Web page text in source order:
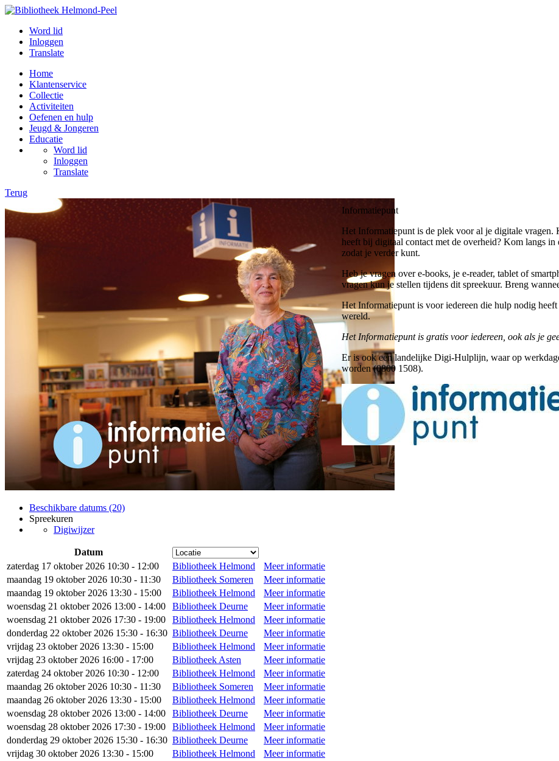
Word lid
Inloggen
Translate
Home
Klantenservice
Collectie
Activiteiten
Oefenen en hulp
Jeugd & Jongeren
Educatie
Word lid
Inloggen
Translate
Terug
Beschikbare datums (20)
Spreekuren
Digiwijzer
Informatiepunt
Het Informatiepunt is de plek voor al je digitale
heeft bij digitaal contact met de overheid? Kom langs
zodat je verder kunt.
Heb je vragen over e-books, je e-reader, tablet of
vragen kun je stellen tijdens dit spreekuur. Breng
Het Informatiepunt is voor iedereen die hulp nodig
wereld.
Het Informatiepunt is gratis voor iedereen, ook als je
Er is ook een landelijke Digi-Hulplijn, waar op
worden (0800 1508).
Datum
zaterdag 17 oktober 2026 10:30 - 12:00
Bibliotheek Helmond
Meer informatie
maandag 19 oktober 2026 10:30 - 11:30
Bibliotheek Someren
Meer informatie
maandag 19 oktober 2026 13:30 - 15:00
Bibliotheek Helmond
Meer informatie
woensdag 21 oktober 2026 13:00 - 14:00
Bibliotheek Deurne
Meer informatie
woensdag 21 oktober 2026 17:30 - 19:00
Bibliotheek Helmond
Meer informatie
donderdag 22 oktober 2026 15:30 - 16:30 Bibliotheek Deurne
Meer informatie
vrijdag 23 oktober 2026 13:30 - 15:00
Bibliotheek Helmond
Meer informatie
vrijdag 23 oktober 2026 16:00 - 17:00
Bibliotheek Asten
Meer informatie
zaterdag 24 oktober 2026 10:30 - 12:00
Bibliotheek Helmond
Meer informatie
maandag 26 oktober 2026 10:30 - 11:30
Bibliotheek Someren
Meer informatie
maandag 26 oktober 2026 13:30 - 15:00
Bibliotheek Helmond
Meer informatie
woensdag 28 oktober 2026 13:00 - 14:00
Bibliotheek Deurne
Meer informatie
woensdag 28 oktober 2026 17:30 - 19:00
Bibliotheek Helmond
Meer informatie
donderdag 29 oktober 2026 15:30 - 16:30 Bibliotheek Deurne
Meer informatie
vrijdag 30 oktober 2026 13:30 - 15:00
Bibliotheek Helmond
Meer informatie